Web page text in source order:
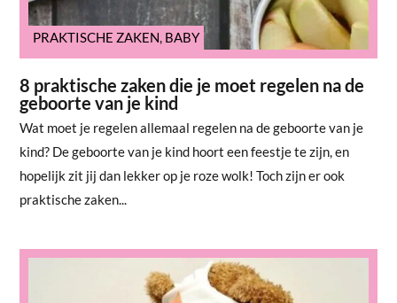
PRAKTISCHE ZAKEN BABY
8 praktische zaken die je moet regelen na de
geboorte van je kind
Wat moet je regelen allemaal regelen na de geboorte van je
kind? De geboorte van je kind hoort een feestje te zijn, en
hopelijk zit jij dan lekker op je roze wolk! Toch zijn er ook
praktische zaken...